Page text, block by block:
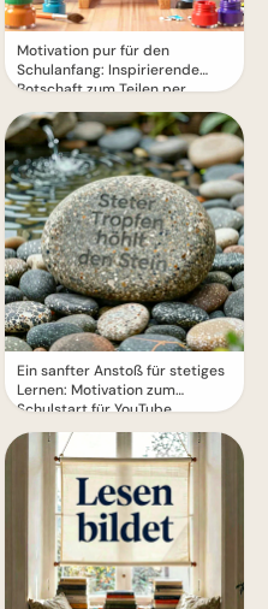
Motivation pur für den
Schulanfang: Inspirierende
Botschaft zum Teilen per
WhatsApp!
Ein sanfter Anstoß für stetiges
Lernen: Motivation zum
Schulstart für YouTube.